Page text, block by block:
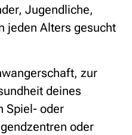
Jugendliche,
jeden Alters gesucht
zur
deines
Spiel- oder
oder